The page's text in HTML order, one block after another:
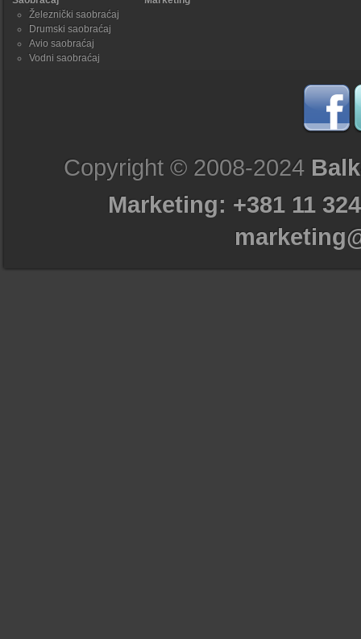
Železnički saobraćaj
Drumski saobraćaj
Avio saobraćaj
Vodni saobraćaj
Copyright © 2008-2024
Marketing: +381 11